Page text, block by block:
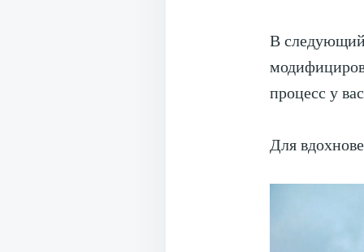
В следующий
процесс у
Для